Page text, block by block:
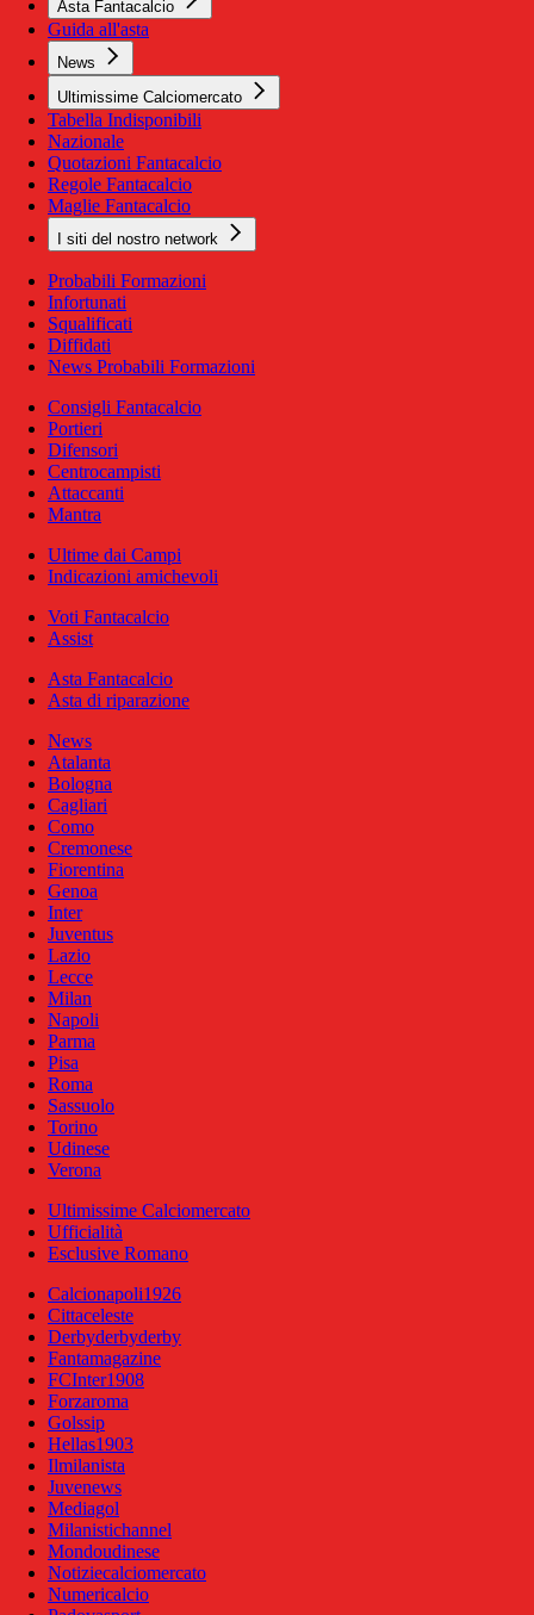
Asta Fantacalcio
Guida all'asta
News
Ultimissime Calciomercato
Tabella Indisponibili
Nazionale
Quotazioni Fantacalcio
Regole Fantacalcio
Maglie Fantacalcio
I siti del nostro network
Probabili Formazioni
Infortunati
Squalificati
Diffidati
News Probabili Formazioni
Consigli Fantacalcio
Portieri
Difensori
Centrocampisti
Attaccanti
Mantra
Ultime dai Campi
Indicazioni amichevoli
Voti Fantacalcio
Assist
Asta Fantacalcio
Asta di riparazione
News
Atalanta
Bologna
Cagliari
Como
Cremonese
Fiorentina
Genoa
Inter
Juventus
Lazio
Lecce
Milan
Napoli
Parma
Pisa
Roma
Sassuolo
Torino
Udinese
Verona
Ultimissime Calciomercato
Ufficialità
Esclusive Romano
Calcionapoli1926
Cittaceleste
Derbyderbyderby
Fantamagazine
FCInter1908
Forzaroma
Golssip
Hellas1903
Ilmilanista
Juvenews
Mediagol
Milanistichannel
Mondoudinese
Notiziecalciomercato
Numericalcio